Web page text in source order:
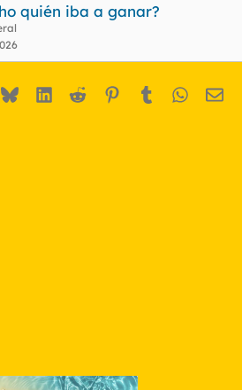
quién iba a ganar?
BlueskyLinkedIn
Reddit Pinterest
Tumblr